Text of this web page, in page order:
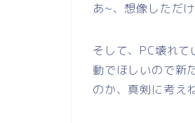
あ~、想像しただ
そして、PC壊れ
動でほしいので新
のか、真剣に考え